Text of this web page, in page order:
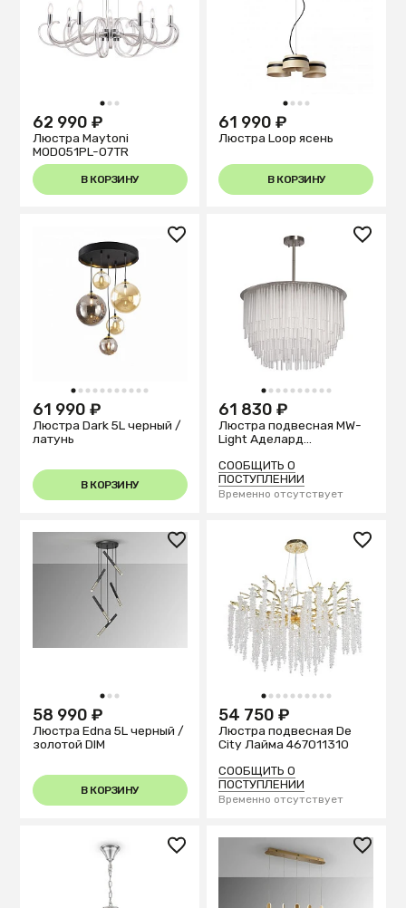
1 2 3
62 990 ₽
Люстра Maytoni
MOD051PL-07TR
В КОРЗИНУ
1 2 3 4
61 990 ₽
Люстра Loop ясень
В КОРЗИНУ
1 2 3 4 5 6 7 8 9 1011
61 990 ₽
Люстра Dark 5L черный /
латунь
В КОРЗИНУ
1 2 3 4 5 6 7 8 9 10
61 830 ₽
Люстра подвесная MW-
Light Аделард
СООБЩИТЬ О
ПОСТУПЛЕНИИ
Временно отсутствует
1 2 3
58 990 ₽
Люстра Edna 5L черный /
золотой DIM
В КОРЗИНУ
1 2 3 4 5 6 7 8 9 10
54 750 ₽
Люстра подвесная De
City Лайма 467011310
СООБЩИТЬ О
ПОСТУПЛЕНИИ
Временно отсутствует